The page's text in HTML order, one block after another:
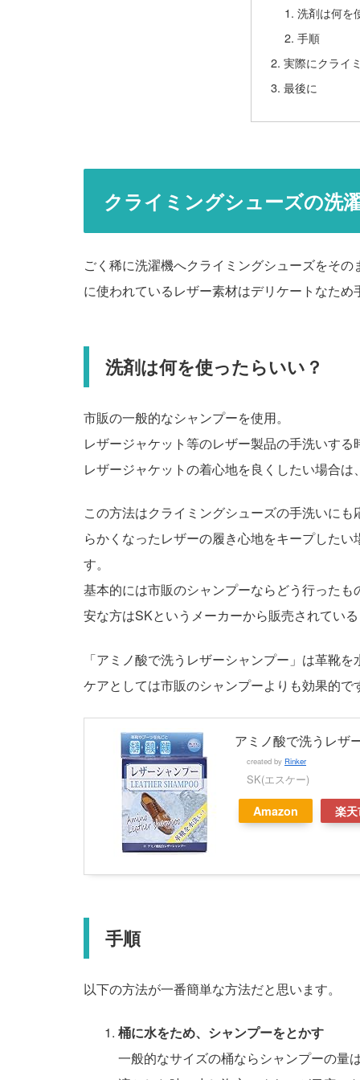
洗剤は何を
手順
実際にクライ
最後に
クライミングシューズの洗
ごく稀に洗濯機へクライミングシューズをそ
に使われているレザー素材はデリケートなため
洗剤は何を使ったらいい？
市販の一般的なシャンプーを使用。
レザージャケット等のレザー製品の手洗いする
レザージャケットの着心地を良くしたい場合は
この方法はクライミングシューズの手洗いに
らかくなったレザーの履き心地をキープした
す。
基本的には市販のシャンプーならどう行った
安な方はSKというメーカーから販売されてい
「アミノ酸で洗うレザーシャンプー」は革靴
ケアとしては市販のシャンプーよりも効果的で
アミノ酸で洗うレザ
created by Rinker
SK(エスケー)
Amazon 楽
手順
以下の方法が一番簡単な方法だと思います。
桶に水をため、シャンプーをとかす
一般的なサイズの桶ならシャンプーの量